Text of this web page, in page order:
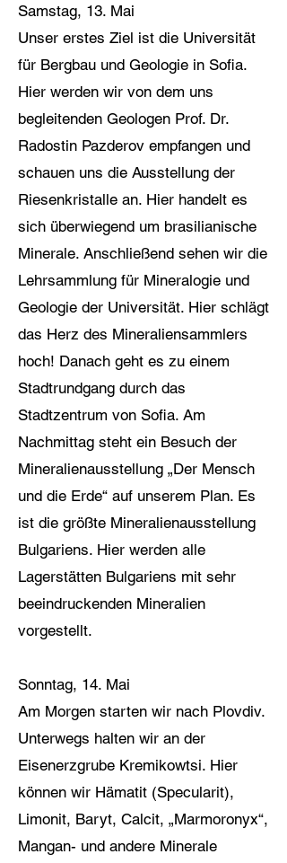
Samstag, 13. Mai
Unser erstes Ziel ist die Universität
für Bergbau und Geologie in Sofia.
Hier werden wir von dem uns
begleitenden Geologen Prof. Dr.
Radostin Pazderov empfangen und
schauen uns die Ausstellung der
Riesenkristalle an. Hier handelt es
sich überwiegend um brasilianische
Minerale. Anschließend sehen wir die
Lehrsammlung für Mineralogie und
Geologie der Universität. Hier schlägt
das Herz des Mineraliensammlers
hoch! Danach geht es zu einem
Stadtrundgang durch das
Stadtzentrum von Sofia. Am
Nachmittag steht ein Besuch der
Mineralienausstellung „Der Mensch
und die Erde“ auf unserem Plan. Es
ist die größte Mineralienausstellung
Bulgariens. Hier werden alle
Lagerstätten Bulgariens mit sehr
beeindruckenden Mineralien
vorgestellt.
Sonntag, 14. Mai
Am Morgen starten wir nach Plovdiv.
Unterwegs halten wir an der
Eisenerzgrube Kremikowtsi. Hier
können wir Hämatit (Specularit),
Limonit, Baryt, Calcit, „Marmoronyx“,
Mangan- und andere Minerale